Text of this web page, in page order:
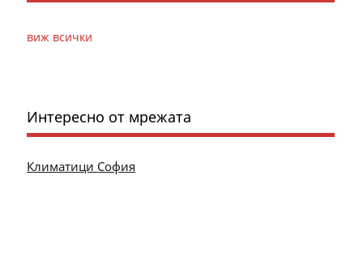
виж всички
Интересно от мрежата
Климатици София